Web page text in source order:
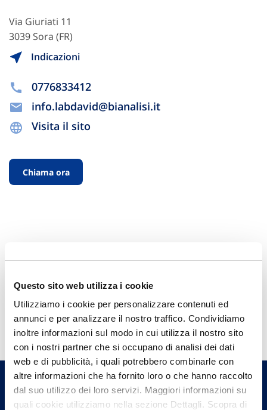
Questo sito web utilizza i cookie
Utilizziamo i cookie per personalizzare contenuti ed
annunci e per analizzare il nostro traffico. Condividiamo
inoltre informazioni sul modo in cui utilizza il nostro sito
con i nostri partner che si occupano di analisi dei dati
web e di pubblicità, i quali potrebbero combinarle con
altre informazioni che ha fornito loro o che hanno raccolto
dal suo utilizzo dei loro servizi. Maggiori informazioni su
quali cookie utilizziamo nella sezione Dettagli. Scopra di
Via Giuriati 11
3039 Sora (FR)
Indicazioni
0776833412
info.labdavid@bianalisi.it
Visita il sito
Chiama ora
Hai bisogno di
informazioni?
Trova l'Agenzia più vicina a te e parla con
un nostro Agente.
Contattaci